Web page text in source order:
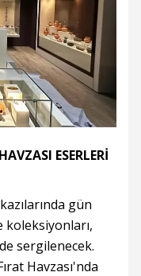
ESERLERİ
gün
koleksiyonları,
sergilenecek.
Havzası'nda